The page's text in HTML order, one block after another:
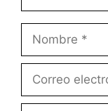
electrónico